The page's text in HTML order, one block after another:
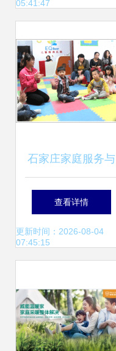
05:41:47
石家庄家庭服务与
家政服务的现状与
发展趋势
查看详情
更新时间：2026-08-04
07:45:15